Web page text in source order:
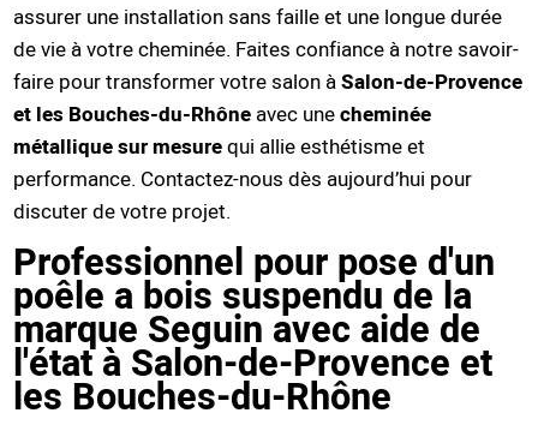
assurer une installation sans faille et une longue durée
de vie à votre cheminée. Faites confiance à notre savoir-
faire pour transformer votre salon àSalon-de-Provence
et les Bouches-du-Rhône avec unecheminée
métallique sur mesurequi allie esthétisme et
performance. Contactez-nous dès aujourd’hui pour
discuter de votre projet.
Professionnel pour pose d'un
poêle a bois suspendu de la
marque Seguin avec aide de
l'état à Salon-de-Provence et
les Bouches-du-Rhône